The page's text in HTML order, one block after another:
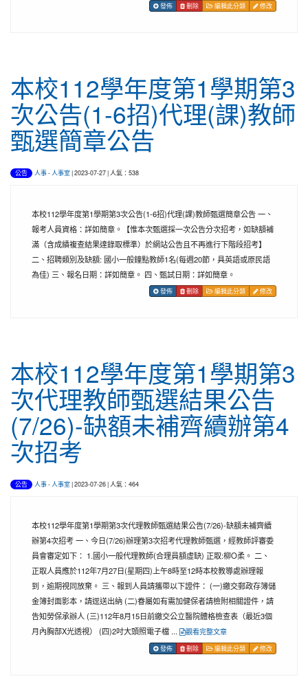
發佈 刪除 編輯此分類 修改
本校112學年度第1學期第3
次公告(1-6招)代理(課)教師
甄選簡章公告
公告 人事-人事室| 2023-07-27 | 人氣：538
本校112學年度第1學期第3次公告(1-6招)代理(課)教師甄選簡章公告 一、
報考人員資格：詳如簡章。【惟本次甄選採一次公告分次招考，如缺額補
滿（含成績複查結果達錄取標準）於網站公告且不再進行下階段招考】
二、招聘類別及缺額: 國小一般鐘點教師1名(每週20節，具英語或原民語
為佳) 三、報名日期：詳如簡章。 四、甄試日期：詳如簡章。
發佈 刪除 編輯此分類 修改
本校112學年度第1學期第3
次代理教師甄選結果公告
(7/26)-缺額未補齊續辦第4
次招考
公告 人事-人事室| 2023-07-26 | 人氣：464
本校112學年度第1學期第3次代理教師甄選結果公告(7/26)-缺額未補齊續
辦第4次招考 一、今日(7/26)辦理第3次招考代理教師甄選，經教師評審委
員會審定如下： 1.國小一般代理教師(合理員額虛缺) 正取:柳O柔。 二、
正取人員應於112年7月27日(星期四)上午8時至12時本校教導處辦理報
到，逾期視同放棄。 三、報到人員請攜帶以下證件： (一)繳交郵政存簿儲
金簿封面影本，請逕送出納 (二)眷屬如有需加健保者請檢附相關證件，請
告知勞保承辦人 (三)112年8月15日前繳交公立醫院體格檢查表（最近3個
月內胸部X光透視） (四)2吋大頭照電子檔 ...
觀看完整文章
發佈 刪除 編輯此分類 修改